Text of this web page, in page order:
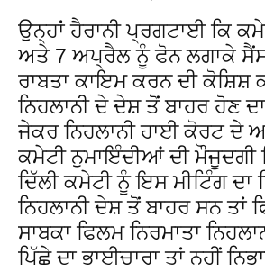
ਉਨ੍ਹਾਂ ਹੈਰਾਨੀ ਪ੍ਰਗਟਾਈ ਕਿ
ਅਤੇ 7 ਅਪ੍ਰੈਲ ਨੂੰ ਫੋਨ ਲਗਾਕੇ
ਰਾਬਤਾ ਕਾਇਮ ਕਰਨ ਦੀ
ਨਿਹਲਾਨੀ ਦੇ ਦੇਸ਼ ਤੋਂ ਬਾਹਰ ਹੋਣ
ਜੇਕਰ ਨਿਹਲਾਨੀ ਹਾਈ ਕੋਰਟ ਦੇ
ਕਮੇਟੀ ਨੁਮਾਇੰਦੀਆਂ ਦੀ ਮੌਜੂਦਗੀ
ਦਿੱਲੀ ਕਮੇਟੀ ਨੂੰ ਇਸ ਮੀਟਿੰਗ
ਨਿਹਲਾਨੀ ਦੇਸ਼ ਤੋਂ ਬਾਹਰ ਸਨ ਤਾਂ
ਸਾਬਕਾ ਫਿਲਮ ਨਿਰਮਾਤਾ
ਪਿੱਛੇ ਦਾ ਭਾਈਚਾਰਾ ਤਾਂ ਨਹੀਂ